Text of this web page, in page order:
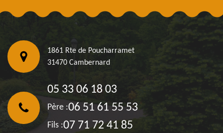
1861 Rte de Poucharramet
31470 Cambernard
05 33 06 18 03
Père :06 51 61 55 53
Fils :07 71 72 41 85